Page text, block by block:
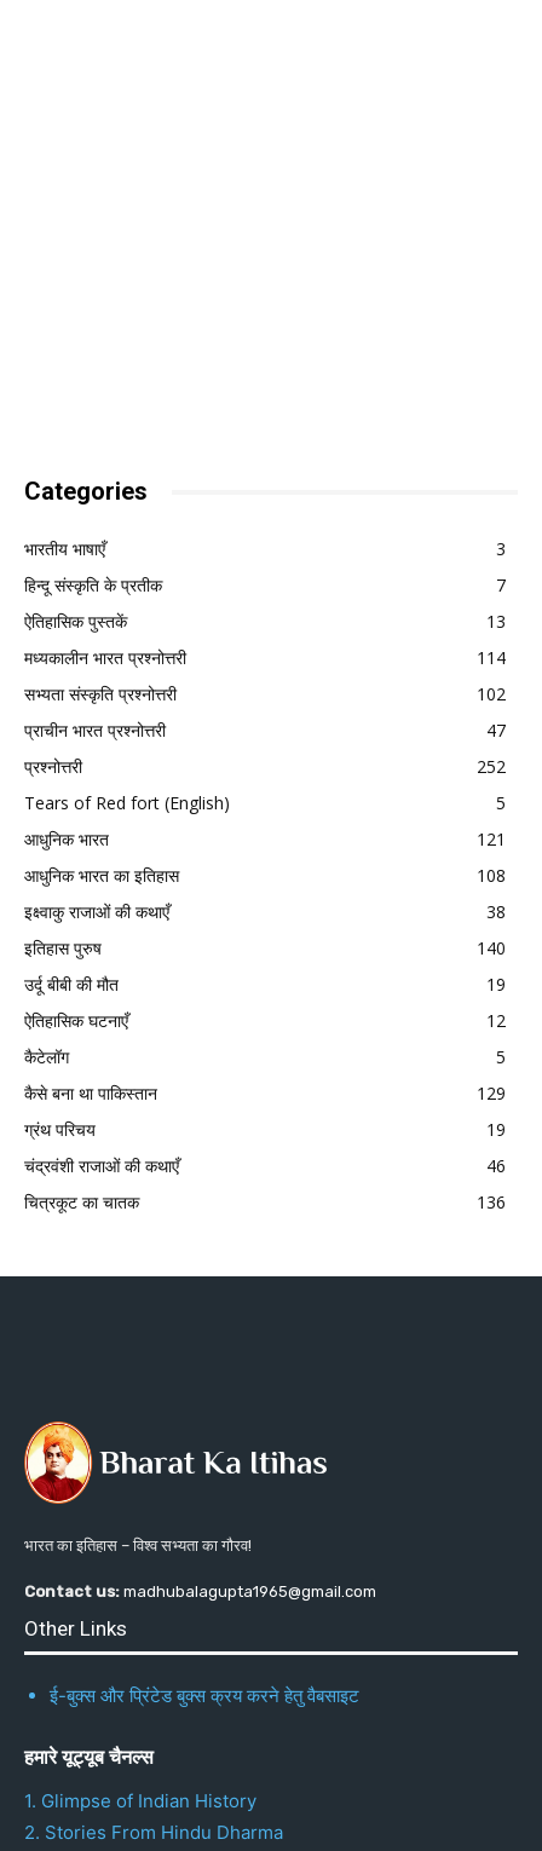
Categories
भारतीय भाषाएँ
3
हिन्दू संस्कृति के प्रतीक
7
ऐतिहासिक पुस्तकें
13
मध्यकालीन भारत प्रश्नोत्तरी
114
सभ्यता संस्कृति प्रश्नोत्तरी
102
प्राचीन भारत प्रश्नोत्तरी
47
प्रश्नोत्तरी
252
Tears of Red fort (English)
5
आधुनिक भारत
121
आधुनिक भारत का इतिहास
108
इक्ष्वाकु राजाओं की कथाएँ
38
इतिहास पुरुष
140
उर्दू बीबी की मौत
19
ऐतिहासिक घटनाएँ
12
कैटेलॉग
5
कैसे बना था पाकिस्तान
129
ग्रंथ परिचय
19
चंद्रवंशी राजाओं की कथाएँ
46
चित्रकूट का चातक
136
भारत का इतिहास – विश्व सभ्यता का गौरव!
Contact us: madhubalagupta1965@gmail.com
Other Links
ई-बुक्स और प्रिंटेड बुक्स क्रय करने हेतु वैबसाइट
हमारे यूट्यूब चैनल्स
1. Glimpse of Indian History
2. Stories From Hindu Dharma